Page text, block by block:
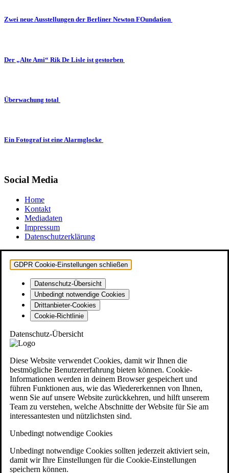
Zwei neue Ausstellungen der Berliner Newton FOundation
Der „Alte Ami“ Rik De Lisle ist gestorben
Überwachung total
Ein Fotograf ist eine Alarmglocke
Social Media
Home
Kontakt
Mediadaten
Impressum
Datenschutzerklärung
GDPR Cookie-Einstellungen schließen
Datenschutz-Übersicht
Unbedingt notwendige Cookies
Drittanbieter-Cookies
Cookie-Richtlinie
Datenschutz-Übersicht
Diese Website verwendet Cookies, damit wir Ihnen die
bestmögliche Benutzererfahrung bieten können. Cookie-
Informationen werden in deinem Browser gespeichert und
führen Funktionen aus, wie das Wiedererkennen von Ihnen,
wenn Sie auf unsere Website zurückkehren, und hilft unserem
Team zu verstehen, welche Abschnitte der Website für Sie am
interessantesten und nützlichsten sind.
Unbedingt notwendige Cookies
Unbedingt notwendige Cookies sollten jederzeit aktiviert sein,
damit wir Ihre Einstellungen für die Cookie-Einstellungen
speichern können.